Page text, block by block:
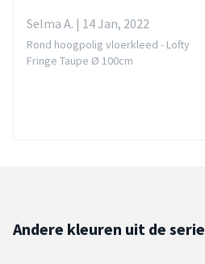
Selma A. | 14 Jan, 2022
Rond hoogpolig vloerkleed - Lofty
Fringe Taupe Ø 100cm
Andere kleuren uit de serie